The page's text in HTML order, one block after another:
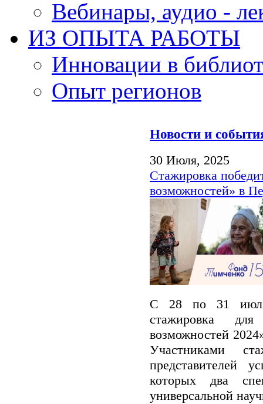
Вебинары, аудио -
ИЗ ОПЫТА РАБОТЫ
Инновации в
Опыт регионов
Новости и
30 Июля, 2025
Стажировка
возможностей» в
С 28 по 31 июля
стажировка
возможностей
Участниками
представителей
которых два
универсальной